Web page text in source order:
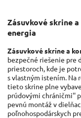
Zásuvkové skrine
energia
Zásuvkové skrine a
bezpečné riešenie
priestoroch, kde je
s vlastným istením. Na
tieto skrine plne
prúdovými chráničmi''
pevnú montáž v
poľnohospodárskych